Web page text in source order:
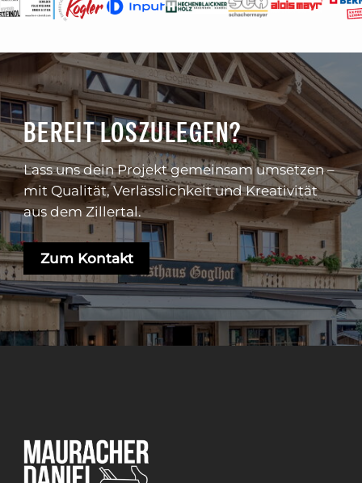
BEREIT LOSZULEGEN?
Lass uns dein Projekt gemeinsam umsetzen –
mit Qualität, Verlässlichkeit und Kreativität
aus dem Zillertal.
Zum Kontakt